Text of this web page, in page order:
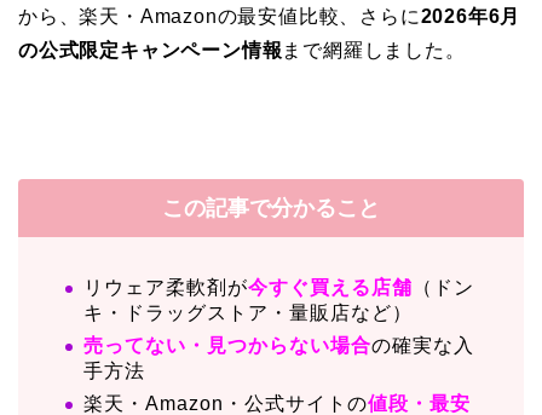
から、楽天・Amazonの最安値比較、さらに2026年6月
の公式限定キャンペーン情報 まで網羅しました。
この記事で分かること
リウェア柔軟剤が今すぐ買える店舗 （ドン
キ・ドラッグストア・量販店など）
売ってない・見つからない場合の確実な入
手方法
楽天・Amazon・公式サイトの値段・最安